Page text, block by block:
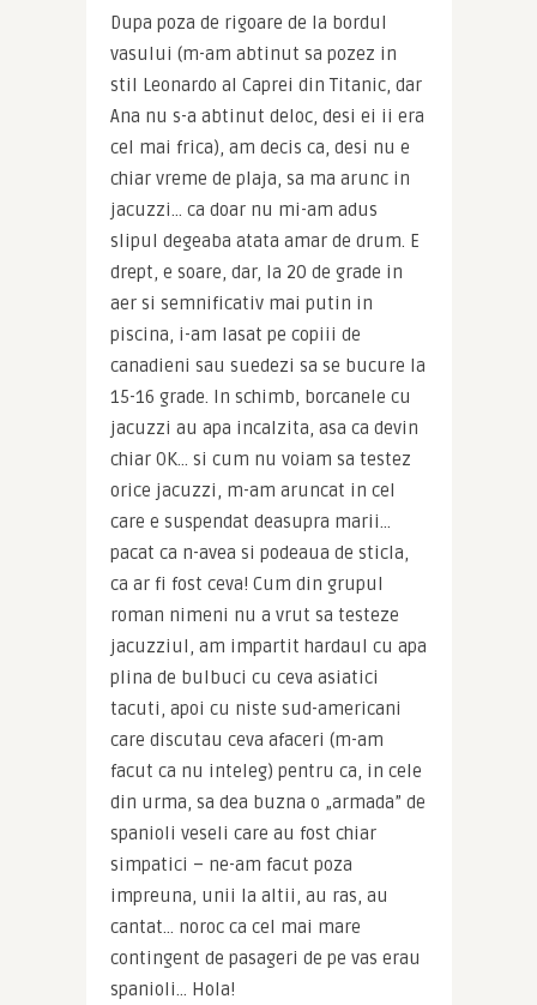
Dupa poza de rigoare de la bordul
vasului (m-am abtinut sa pozez in
stil Leonardo al Caprei din Titanic, dar
Ana nu s-a abtinut deloc, desi ei ii era
cel mai frica), am decis ca, desi nu e
chiar vreme de plaja, sa ma arunc in
jacuzzi… ca doar nu mi-am adus
slipul degeaba atata amar de drum. E
drept, e soare, dar, la 20 de grade in
aer si semnificativ mai putin in
piscina, i-am lasat pe copiii de
canadieni sau suedezi sa se bucure la
15-16 grade. In schimb, borcanele cu
jacuzzi au apa incalzita, asa ca devin
chiar OK… si cum nu voiam sa testez
orice jacuzzi, m-am aruncat in cel
care e suspendat deasupra marii…
pacat ca n-avea si podeaua de sticla,
ca ar fi fost ceva! Cum din grupul
roman nimeni nu a vrut sa testeze
jacuzziul, am impartit hardaul cu apa
plina de bulbuci cu ceva asiatici
tacuti, apoi cu niste sud-americani
care discutau ceva afaceri (m-am
facut ca nu inteleg) pentru ca, in cele
din urma, sa dea buzna o „armada” de
spanioli veseli care au fost chiar
simpatici – ne-am facut poza
impreuna, unii la altii, au ras, au
cantat… noroc ca cel mai mare
contingent de pasageri de pe vas erau
spanioli… Hola!